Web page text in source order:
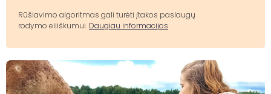
Rūšiavimo algoritmas gali turėti įtakos paslaugų
rodymo eiliškumui. Daugiau informacijos